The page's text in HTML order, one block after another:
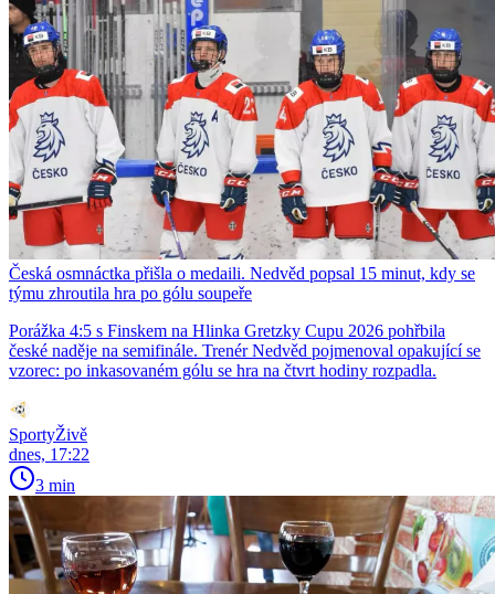
Česká osmnáctka přišla o medaili. Nedvěd popsal 15 minut, kdy se
týmu zhroutila hra po gólu soupeře
Porážka 4:5 s Finskem na Hlinka Gretzky Cupu 2026 pohřbila
české naděje na semifinále. Trenér Nedvěd pojmenoval opakující se
vzorec: po inkasovaném gólu se hra na čtvrt hodiny rozpadla.
SportyŽivě
dnes, 17:22
3 min